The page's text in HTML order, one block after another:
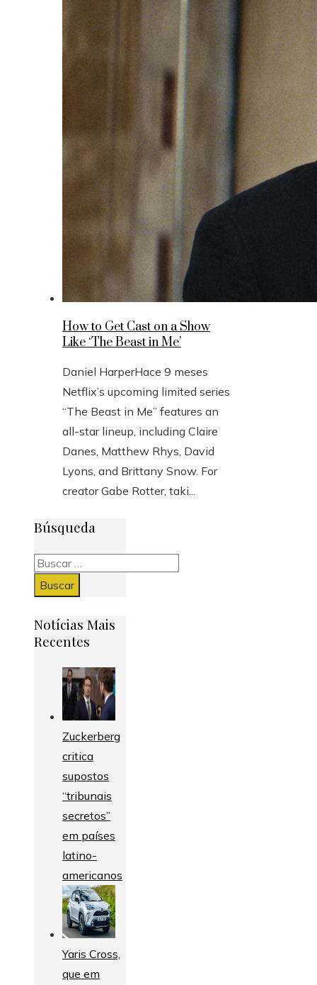
How to Get Cast on a Show
Like ‘The Beast in Me’
Daniel HarperHace 9 meses
Netflix’s upcoming limited series
“The Beast in Me” features an
all-star lineup, including Claire
Danes, Matthew Rhys, David
Lyons, and Brittany Snow. For
creator Gabe Rotter, taki...
Búsqueda
Buscar:
Notícias Mais
Recentes
Zuckerberg
critica
supostos
“tribunais
secretos”
em países
latino-
americanos
Yaris Cross,
que em